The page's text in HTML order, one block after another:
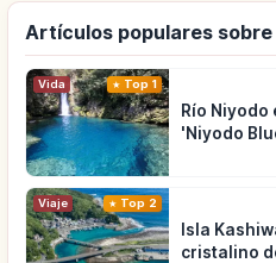
Artículos populares sobre
Vida Top 1
Río Niyodo
'Niyodo
Viaje Top 2
Isla
cristalino